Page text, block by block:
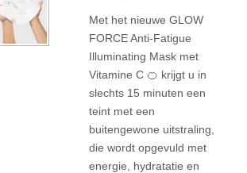
Met het nieuwe GLOW
FORCE Anti-Fatigue
Illuminating Mask met
Vitamine C 🍊 krijgt u in
slechts 15 minuten een
teint met een
buitengewone uitstraling,
die wordt opgevuld met
energie, hydratatie en